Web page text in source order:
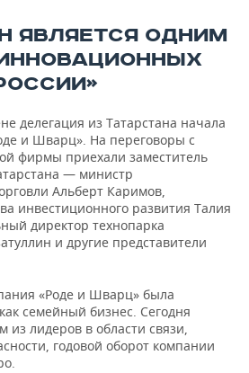
ЯВЛЯЕТСЯ ОДНИМ
делегация из Татарстана начала
и Шварц». На переговоры с
фирмы приехали заместитель
— министр
Альберт Каримов,
инвестиционного развития Талия
директор технопарка
и другие представители
«Роде и Шварц» была
семейный бизнес. Сегодня
из лидеров в области связи,
годовой оборот компании